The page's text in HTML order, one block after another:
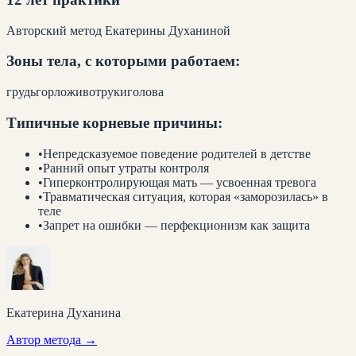
Авторский метод Екатерины Духаниной
Зоны тела, с которыми работаем:
грудьгорложивотрукиголова
Типичные корневые причины:
•Непредсказуемое поведение родителей в детстве
•Ранний опыт утраты контроля
•Гиперконтролирующая мать — усвоенная тревога
•Травматическая ситуация, которая «заморозилась» в
теле
•Запрет на ошибки — перфекционизм как защита
Екатерина Духанина
Автор метода →